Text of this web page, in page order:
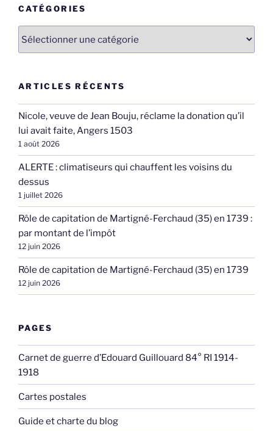
CATÉGORIES
ARTICLES RÉCENTS
Nicole, veuve de Jean Bouju, réclame la donation qu’il
lui avait faite, Angers 1503
1 août 2026
ALERTE : climatiseurs qui chauffent les voisins du
dessus
1 juillet 2026
Rôle de capitation de Martigné-Ferchaud (35) en 1739 :
par montant de l’impôt
12 juin 2026
Rôle de capitation de Martigné-Ferchaud (35) en 1739
12 juin 2026
PAGES
Carnet de guerre d’Edouard Guillouard 84° RI 1914-
1918
Cartes postales
Guide et charte du blog